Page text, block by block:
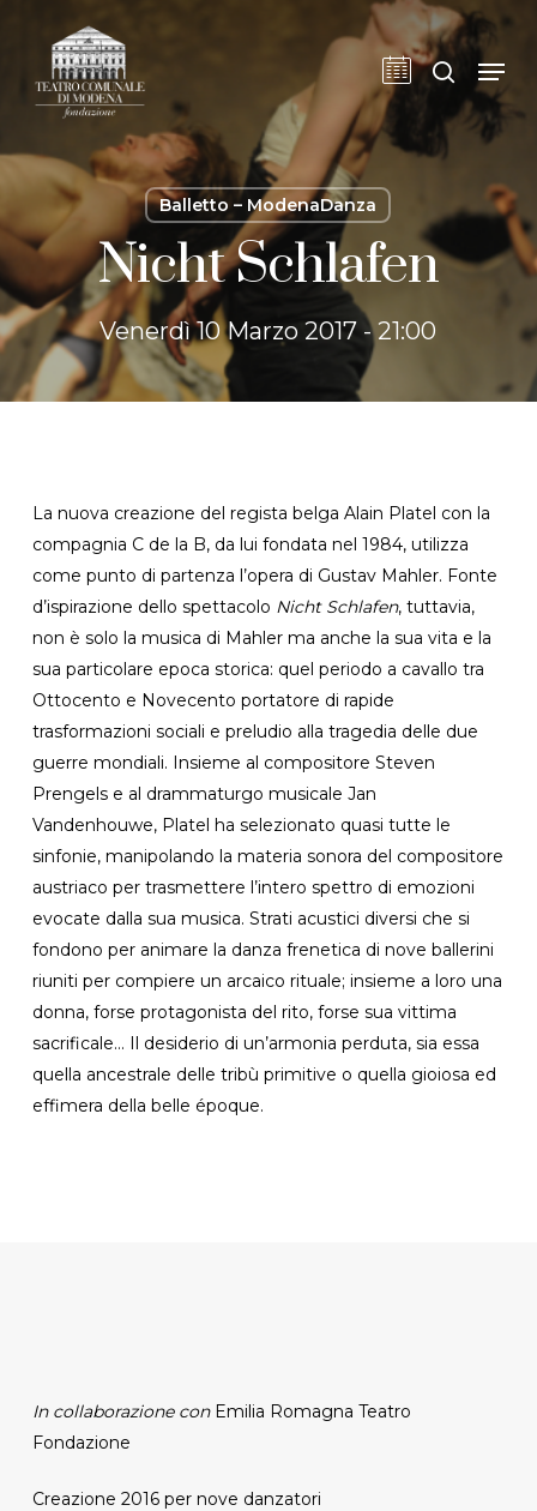
main
content
cerca
Balletto – ModenaDanza
Nicht Schlafen
Venerdì 10 Marzo 2017 - 21:00
La nuova creazione del regista belga Alain Platel con la
compagnia C de la B, da lui fondata nel 1984, utilizza
come punto di partenza l’opera di Gustav Mahler. Fonte
d’ispirazione dello spettacolo Nicht Schlafen, tuttavia,
non è solo la musica di Mahler ma anche la sua vita e la
sua particolare epoca storica: quel periodo a cavallo tra
Ottocento e Novecento portatore di rapide
trasformazioni sociali e preludio alla tragedia delle due
guerre mondiali. Insieme al compositore Steven
Prengels e al drammaturgo musicale Jan
Vandenhouwe, Platel ha selezionato quasi tutte le
sinfonie, manipolando la materia sonora del compositore
austriaco per trasmettere l’intero spettro di emozioni
evocate dalla sua musica. Strati acustici diversi che si
fondono per animare la danza frenetica di nove ballerini
riuniti per compiere un arcaico rituale; insieme a loro una
donna, forse protagonista del rito, forse sua vittima
sacrificale… Il desiderio di un’armonia perduta, sia essa
quella ancestrale delle tribù primitive o quella gioiosa ed
effimera della belle époque.
In collaborazione con Emilia Romagna Teatro
Fondazione
Creazione 2016 per nove danzatori